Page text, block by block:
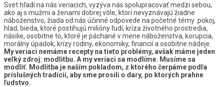
Svet hľadí na nás veriacich, vyzýva nás spolupracovať medzi sebou,
ako aj s mužmi a ženami dobrej vôle, ktorí nevyznávajú žiadne
náboženstvo, žiada od nás účinné odpovede na početné témy: pokoj,
hlad, bieda, ktoré postihujú milióny ľudí, kríza životného prostredia,
násilie, osobitne to, ktoré je páchané v mene náboženstva, korupcia,
morálny úpadok, krízy rodiny, ekonomiky, financií a osobitne nádeje.
My veriaci nemáme recepty na tieto problémy, avšak máme jeden
veľký zdroj: modlitbu. A my veriaci sa modlíme. Musíme sa
modliť. Modlitba je naším pokladom, z ktorého čerpáme podľa
príslušných tradícií, aby sme prosili o dary, po ktorých prahne
ľudstvo.